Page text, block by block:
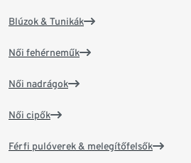
Blúzok & Tunikák
Női fehérneműk
Női nadrágok
Női cipők
Férfi pulóverek & melegítőfelsők